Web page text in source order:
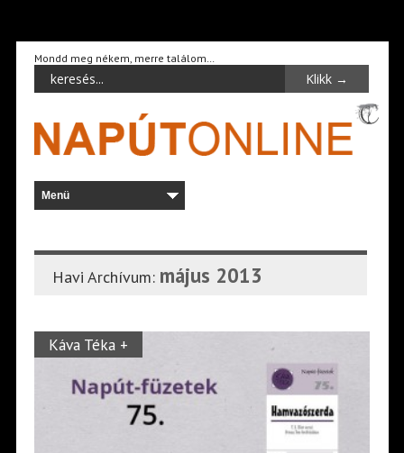
Mondd meg nékem, merre találom…
Havi Archívum: május 2013
Káva Téka +